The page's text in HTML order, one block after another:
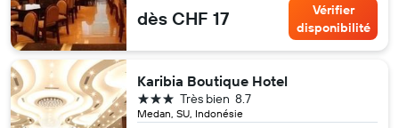
dès CHF 17
Vérifier
disponibilité
Karibia Boutique Hotel
Medan, SU, Indonésie
8.7
Très bien
3 étoiles